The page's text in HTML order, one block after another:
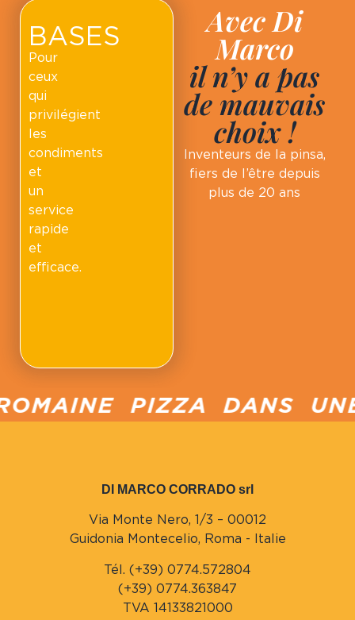
Avec Di
Marco
il n’y a pas
de mauvais
choix !
Inventeurs de la pinsa,
fiers de l’être depuis
plus de 20 ans
BASES
Pour
ceux
qui
privilégient
les
condiments
et
un
service
rapide
et
efficace.
PIZZA DANS
DI MARCO CORRADO srl
Via Monte Nero, 1/3 – 00012
Guidonia Montecelio, Roma - Italie
Tél. (+39) 0774.572804
(+39) 0774.363847
TVA 14133821000